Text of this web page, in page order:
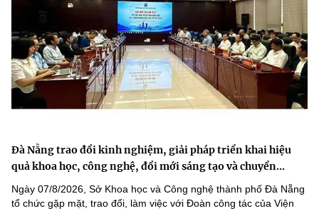
Đà Nẵng trao đổi kinh nghiệm, giải pháp triển khai hiệu
quả khoa học, công nghệ, đổi mới sáng tạo và chuyển...
Ngày 07/8/2026, Sở Khoa học và Công nghệ thành phố Đà Nẵng
tổ chức gặp mặt, trao đổi, làm việc với Đoàn công tác của Viện